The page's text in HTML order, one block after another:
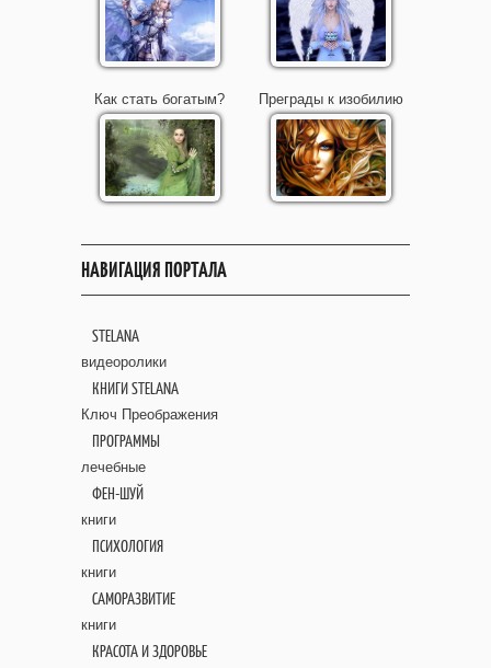
Как стать богатым? Преграды к изобилию
НАВИГАЦИЯ ПОРТАЛА
STELANA
видеоролики
КНИГИ STELANA
Ключ Преображения
ПРОГРАММЫ
лечебные
ФЕН-ШУЙ
книги
ПСИХОЛОГИЯ
книги
САМОРАЗВИТИЕ
книги
КРАСОТА И ЗДОРОВЬЕ